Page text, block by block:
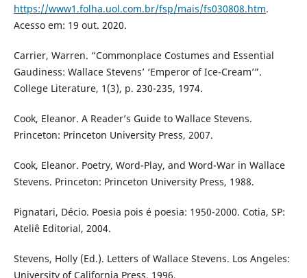
https://www1.folha.uol.com.br/fsp/mais/fs030808.htm.
Acesso em: 19 out. 2020.
Carrier, Warren. “Commonplace Costumes and Essential
Gaudiness: Wallace Stevens’ ‘Emperor of Ice-Cream’”.
College Literature, 1(3), p. 230-235, 1974.
Cook, Eleanor. A Reader’s Guide to Wallace Stevens.
Princeton: Princeton University Press, 2007.
Cook, Eleanor. Poetry, Word-Play, and Word-War in Wallace
Stevens. Princeton: Princeton University Press, 1988.
Pignatari, Décio. Poesia pois é poesia: 1950-2000. Cotia, SP:
Ateliê Editorial, 2004.
Stevens, Holly (Ed.). Letters of Wallace Stevens. Los Angeles:
University of California Press, 1996.